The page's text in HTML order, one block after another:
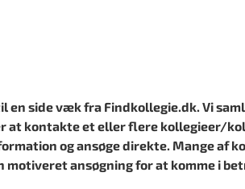
en side væk fra Findkollegie.dk. Vi
at kontakte et eller flere kollegieer/
og ansøge direkte. Mange af
ansøgning for at komme i